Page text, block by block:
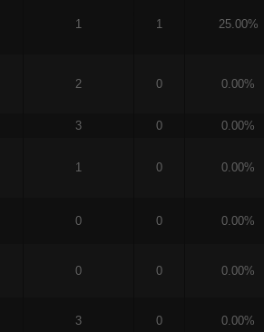
1 1 25.00%
2 0 0.00%
3 0 0.00%
1 0 0.00%
0 0 0.00%
0 0 0.00%
3 0 0.00%